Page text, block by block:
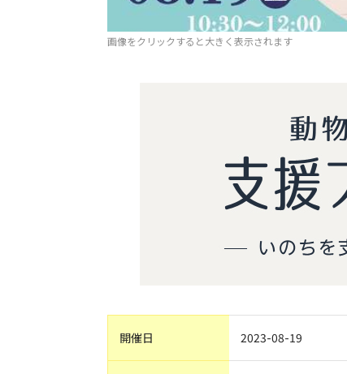
画像をクリックすると大きく表示されます
開催日 2023-08-19